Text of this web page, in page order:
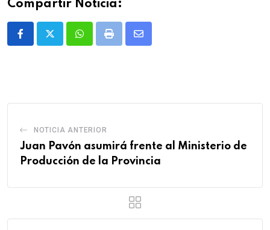
Compartir Noticia:
WhatsappPrint
Share
NOTICIA ANTERIOR
Juan Pavón asumirá frente al Ministerio de
Producción de la Provincia